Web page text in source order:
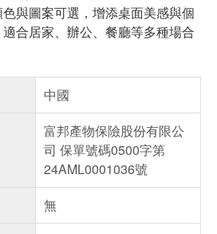
與圖案可選，增添桌面美感與個
合居家、辦公、餐廳等多種場合
中國
富邦產物保險股份有限公
司 保單號碼0500字第
24AML0001036號
無